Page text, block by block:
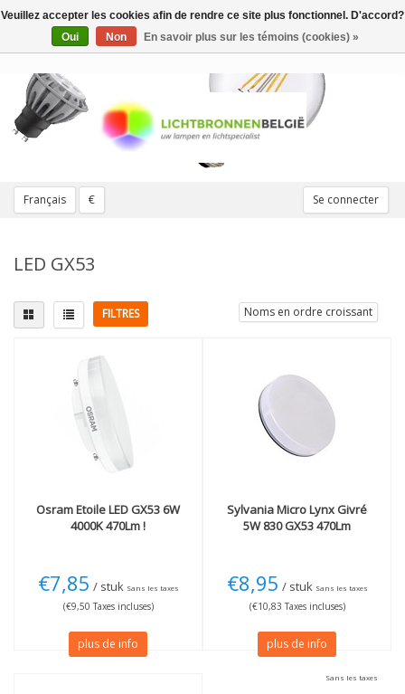
Français € Se connecter
Toggle
navigation
LED GX53
FILTRES Noms en ordre croissant
Montage
GX53 40W(3)
Couleur de lumière
3000K blanc chaud
4000K blanc froid
Pas dimmable(2)
LED(1)
OsramEtoile LED GX53 6W
4000K 470Lm !
€7,85 / stuk Sans les taxes
(€9,50 Taxes incluses)
plus de info
SylvaniaMicro Lynx Givré
5W 830 GX53 470Lm
€8,95 / stuk Sans les taxes
(€10,83 Taxes incluses)
plus de info
Sans les taxes
Veuillez accepter les cookies afin de rendre ce site plus fonctionnel. D'accord?
Oui
Non En savoir plus sur les témoins (cookies) »